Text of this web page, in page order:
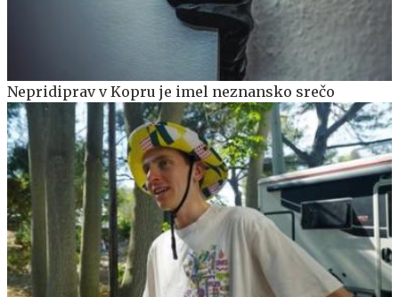
Nepridiprav v Kopru je imel neznansko srečo